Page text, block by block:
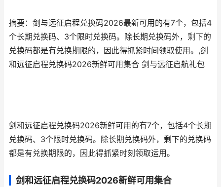
摘要：剑与远征启程兑换码2026最新可用的有7个，包括4
个长期兑换码、3个限时兑换码。除长期兑换码外，剩下的
兑换码都是有兑换期限的，因此得抓紧时间领取使用。,剑
和远征启程兑换码2026新鲜可用集合 剑与远征启航礼包
剑和远征启程兑换码2026新鲜可用的有7个，包括4个长期
兑换码、3个限时兑换码。除长期兑换码外，剩下的兑换码
都是有兑换期限的，因此得抓紧时刻领取运用。
剑和远征启程兑换码2026新鲜可用集合